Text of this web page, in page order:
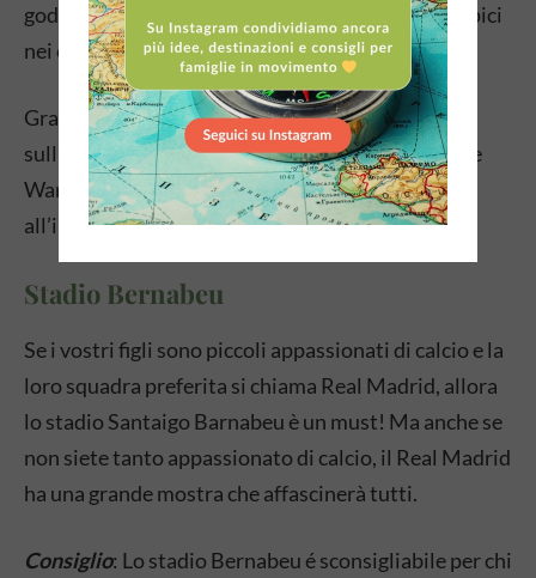
godervi diverse giostre e scivoli e gustare dolci tipici
nei caffè locali.
Grazie alle montagne russe, alle passeggiate
sull’acqua e a decine di altre attrazioni, nel Parque
Warner Madrid trascorrerete una bella giornata
all’insegna del divertimento per tutta la famiglia.
Stadio Bernabeu
Se i vostri figli sono piccoli appassionati di calcio e la
loro squadra preferita si chiama Real Madrid, allora
lo stadio Santaigo Barnabeu è un must! Ma anche se
non siete tanto appassionato di calcio, il Real Madrid
ha una grande mostra che affascinerà tutti.
Consiglio: Lo stadio Bernabeu é sconsigliabile per chi